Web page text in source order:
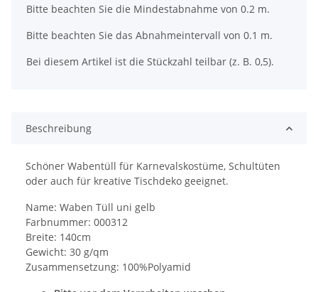
x
Bitte beachten Sie die Mindestabnahme von 0.2 m.
Bitte beachten Sie das Abnahmeintervall von 0.1 m.
Bei diesem Artikel ist die Stückzahl teilbar (z. B. 0,5).
Beschreibung
Schöner Wabentüll für Karnevalskostüme, Schultüten
oder auch für kreative Tischdeko geeignet.
Name: Waben Tüll uni gelb
Farbnummer: 000312
Breite: 140cm
Gewicht: 30 g/qm
Zusammensetzung: 100%Polyamid